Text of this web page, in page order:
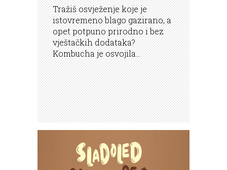
Tražiš osvježenje koje je
istovremeno blago gazirano, a
opet potpuno prirodno i bez
vještačkih dodataka?
Kombucha je osvojila...